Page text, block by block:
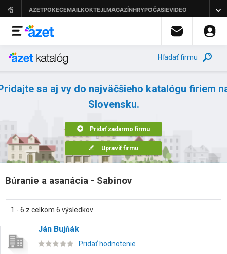
Hľadať firmu
sa aj vy do najväčšieho katalógu firiem
Slovensku.
Pridať zadarmo firmu
Upraviť firmu
Búranie a asanácia - Sabinov
1 - 6 z celkom 6 výsledkov
Ján Bujňák
Pridať hodnotenie